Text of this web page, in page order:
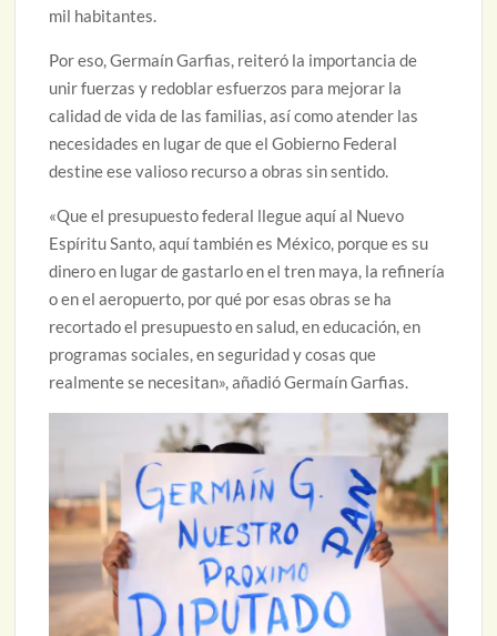
mil habitantes.
Por eso, Germaín Garfias, reiteró la importancia de
unir fuerzas y redoblar esfuerzos para mejorar la
calidad de vida de las familias, así como atender las
necesidades en lugar de que el Gobierno Federal
destine ese valioso recurso a obras sin sentido.
«Que el presupuesto federal llegue aquí al Nuevo
Espíritu Santo, aquí también es México, porque es su
dinero en lugar de gastarlo en el tren maya, la refinería
o en el aeropuerto, por qué por esas obras se ha
recortado el presupuesto en salud, en educación, en
programas sociales, en seguridad y cosas que
realmente se necesitan», añadió Germaín Garfias.